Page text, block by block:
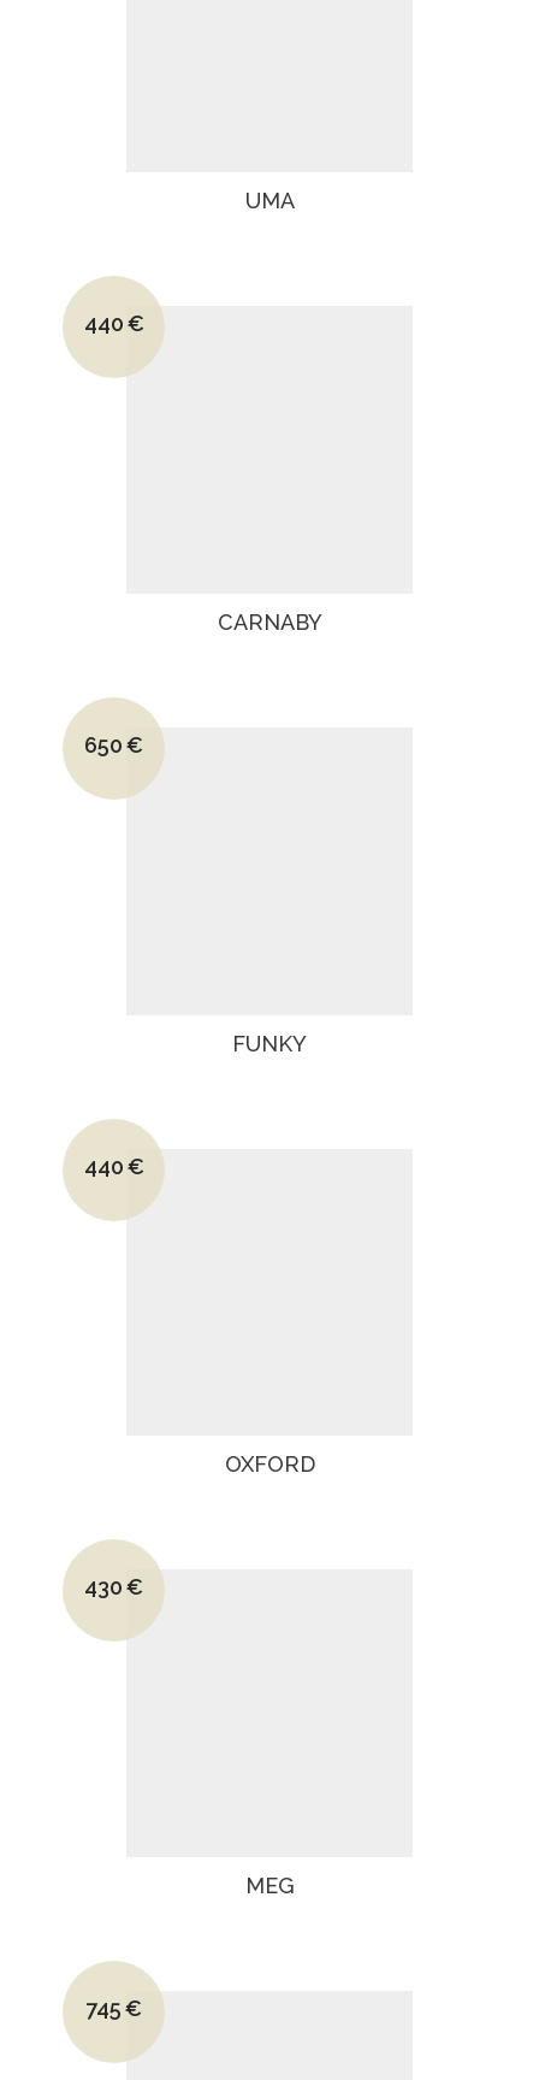
UMA
Le prix initial était : 690€.
440€
Le prix actuel est : 440€.
CARNABY
Le prix initial était : 1020€.
650€
Le prix actuel est : 650€.
FUNKY
Le prix initial était : 690€.
440€
Le prix actuel est : 440€.
OXFORD
Le prix initial était : 680€.
430€
Le prix actuel est : 430€.
MEG
Le prix initial était : 890€.
745€
Le prix actuel est : 745€.